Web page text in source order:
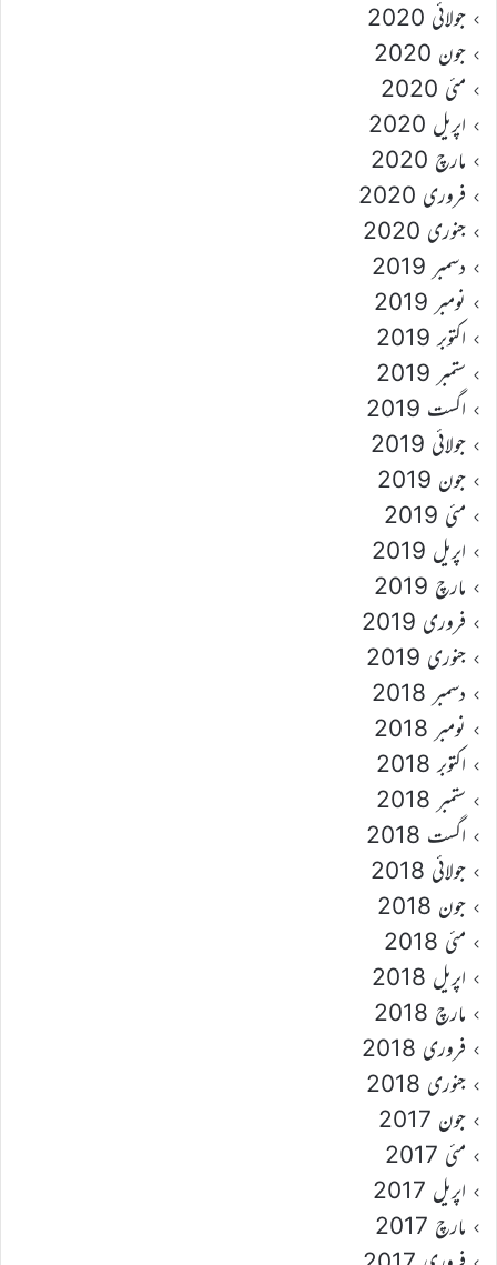
جولائی 2020
جون 2020
مئی 2020
اپریل 2020
مارچ 2020
فروری 2020
جنوری 2020
دسمبر 2019
نومبر 2019
اکتوبر 2019
ستمبر 2019
اگست 2019
جولائی 2019
جون 2019
مئی 2019
اپریل 2019
مارچ 2019
فروری 2019
جنوری 2019
دسمبر 2018
نومبر 2018
اکتوبر 2018
ستمبر 2018
اگست 2018
جولائی 2018
جون 2018
مئی 2018
اپریل 2018
مارچ 2018
فروری 2018
جنوری 2018
جون 2017
مئی 2017
اپریل 2017
مارچ 2017